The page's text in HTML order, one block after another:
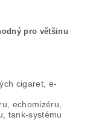
pro většinu
cigaret, e-
echomizéru,
tank-systému